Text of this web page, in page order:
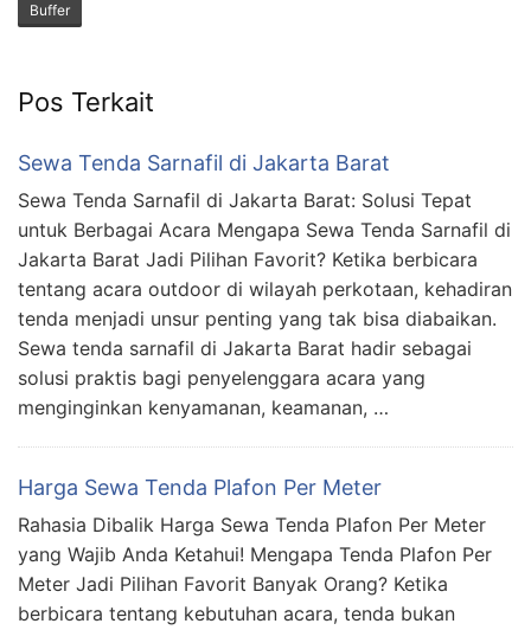
Buffer
Pos Terkait
Sewa Tenda Sarnafil di Jakarta Barat
Sewa Tenda Sarnafil di Jakarta Barat: Solusi Tepat
untuk Berbagai Acara Mengapa Sewa Tenda Sarnafil di
Jakarta Barat Jadi Pilihan Favorit? Ketika berbicara
tentang acara outdoor di wilayah perkotaan, kehadiran
tenda menjadi unsur penting yang tak bisa diabaikan.
Sewa tenda sarnafil di Jakarta Barat hadir sebagai
solusi praktis bagi penyelenggara acara yang
menginginkan kenyamanan, keamanan, …
Harga Sewa Tenda Plafon Per Meter
Rahasia Dibalik Harga Sewa Tenda Plafon Per Meter
yang Wajib Anda Ketahui! Mengapa Tenda Plafon Per
Meter Jadi Pilihan Favorit Banyak Orang? Ketika
berbicara tentang kebutuhan acara, tenda bukan